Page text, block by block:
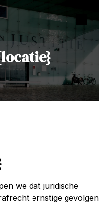
we dat juridische
ernstige gevolgen